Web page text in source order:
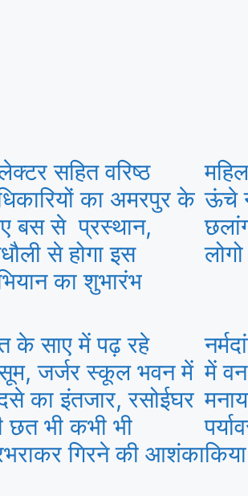
सहित वरिष्ठ
का अमरपुर के
बस से प्रस्थान,
से होगा इस
का शुभारंभ
ऊंचे
के साए में पढ़ रहे
जर्जर स्कूल भवन में
का इंतजार, रसोईघर
छत भी कभी भी
गिरने की आशंका
में